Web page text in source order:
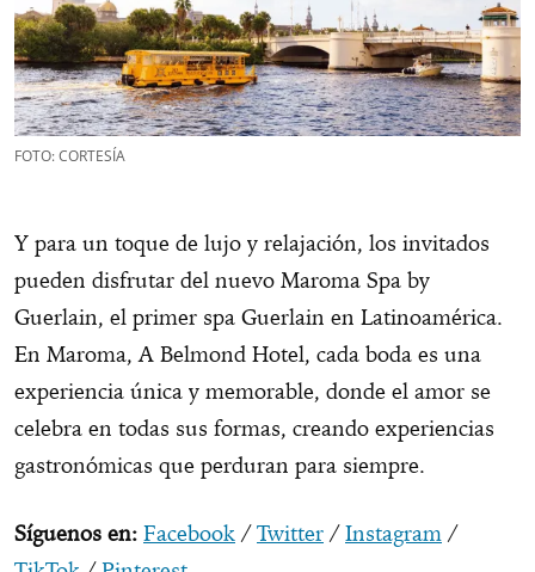
FOTO: CORTESÍA
Y para un toque de lujo y relajación, los invitados
pueden disfrutar del nuevo Maroma Spa by
Guerlain, el primer spa Guerlain en Latinoamérica.
En Maroma, A Belmond Hotel, cada boda es una
experiencia única y memorable, donde el amor se
celebra en todas sus formas, creando experiencias
gastronómicas que perduran para siempre.
Síguenos en: Facebook /Twitter /Instagram /